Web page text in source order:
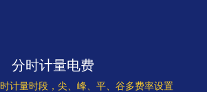
分时计量电费
计量时段，尖、峰、平、谷多费率设置